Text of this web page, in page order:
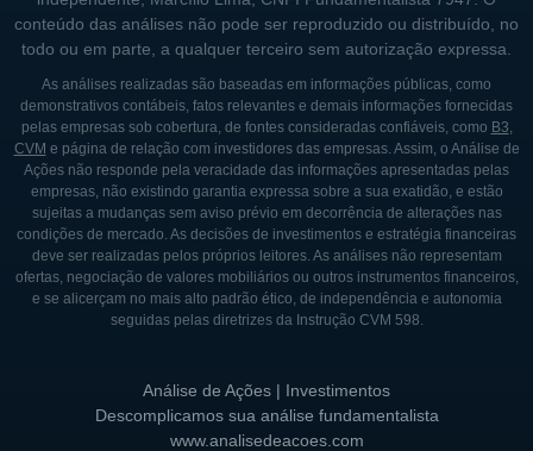
conteúdo das análises não pode ser reproduzido ou distribuído, no
todo ou em parte, a qualquer terceiro sem autorização expressa.
As análises realizadas são baseadas em informações públicas, como
demonstrativos contábeis, fatos relevantes e demais informações fornecidas
pelas empresas sob cobertura, de fontes consideradas confiáveis, como B3,
CVM e página de relação com investidores das empresas. Assim, o Análise de
Ações não responde pela veracidade das informações apresentadas pelas
empresas, não existindo garantia expressa sobre a sua exatidão, e estão
sujeitas a mudanças sem aviso prévio em decorrência de alterações nas
condições de mercado. As decisões de investimentos e estratégia financeiras
deve ser realizadas pelos próprios leitores. As análises não representam
ofertas, negociação de valores mobiliários ou outros instrumentos financeiros,
e se alicerçam no mais alto padrão ético, de independência e autonomia
seguidas pelas diretrizes da Instrução CVM 598.
Análise de Ações | Investimentos
Descomplicamos sua análise fundamentalista
www.analisedeacoes.com